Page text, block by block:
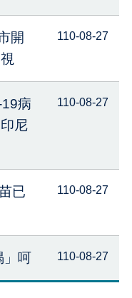
開
110-08-27
病
尼
110-08-27
已
110-08-27
」呵 110-08-27